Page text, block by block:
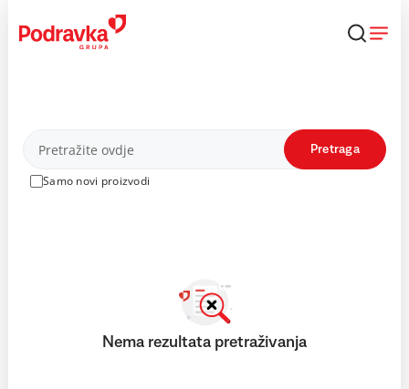
content
Proizvodi
Samo novi proizvodi
Pretraga
Nema rezultata pretraživanja